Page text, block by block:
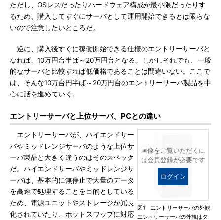
ただし、OSレスだったりハードウェア構成が最小限だったりす
るため、購入してすぐにサーバとして運用開始できるとは限らな
いので注意したいところだ。
逆に、購入後すぐに稼働開始できる仕様のエントリーサーバと
なれば、10万円台半ば～20万円台となる。しかしそれでも、一般
的なサーバと比較すれば低価格であることは間違いない。ここで
は、そんな10万台円半ば～20万円台のエントリーサーバ製品を中
心に話を進めていく。
エントリーサーバと上位サーバ、PCとの違い
画像をご覧いただくに
は会員登録が必要です
ログイン
図1 エントリーサーバの外観
エントリーサーバの外観はタ
エントリーサーバが、ハイエンドサー
バやミッドレンジサーバのような上位サ
ーバ製品と大きく違うのはそのスペック
だ。ハイエンドサーバやミッドレンジサ
ーバは、基本的に無停止で大量のデータ
を高速で処理することを目的としている
ため、電源ユニットやストレージが冗長
化されていたり、ホットスワップに対応